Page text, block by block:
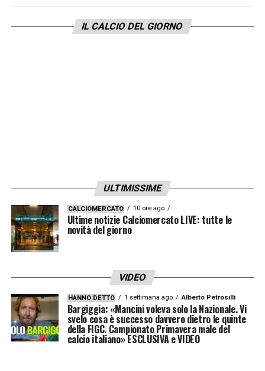
IL CALCIO DEL GIORNO
ULTIMISSIME
CALCIOMERCATO 10 ore ago
Ultime notizie Calciomercato LIVE: tutte le
novità del giorno
VIDEO
HANNO DETTO 1 settimana ago Alberto Petrosilli
Bargiggia: «Mancini voleva solo la Nazionale. Vi
svelo cosa è successo davvero dietro le quinte
della FIGC. Campionato Primavera male del
calcio italiano» ESCLUSIVA e VIDEO